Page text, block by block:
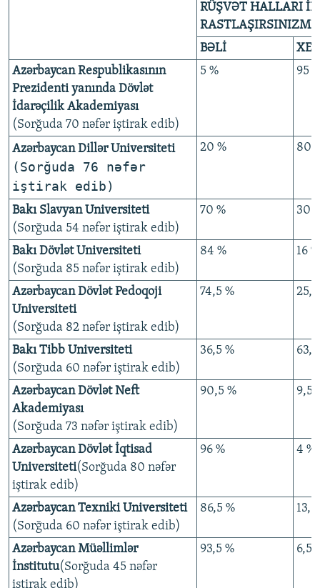
RÜŞVƏT HALLARI
RASTLAŞIRSINIZMI?
BƏLİ
Azərbaycan Respublikasının
Prezidenti yanında Dövlət
İdarəçilik Akademiyası
(Sorğuda 70 nəfər iştirak edib)
5 % 95
Azərbaycan Dillər Universiteti
(Sorğuda 76 nəfər
iştirak edib)
20 % 80
Bakı Slavyan Universiteti
(Sorğuda 54 nəfər iştirak edib)
70 % 30
Bakı Dövlət Universiteti
(Sorğuda 85 nəfər iştirak edib)
84 % 16 %
Azərbaycan Dövlət Pedoqoji
Universiteti
(Sorğuda 82 nəfər iştirak edib)
74,5 % 25,5
Bakı Tibb Universiteti
(Sorğuda 60 nəfər iştirak edib)
36,5 %
Azərbaycan Dövlət Neft
Akademiyası
(Sorğuda 73 nəfər iştirak edib)
90,5 % 9,5
Azərbaycan Dövlət İqtisad
Universiteti(Sorğuda 80 nəfər
iştirak edib)
96 % 4 %
Azərbaycan Texniki Universiteti
(Sorğuda 60 nəfər iştirak edib)
86,5 % 13,5
Azərbaycan Müəllimlər
İnstitutu(Sorğuda 45 nəfər
iştirak edib)
93,5 % 6,5